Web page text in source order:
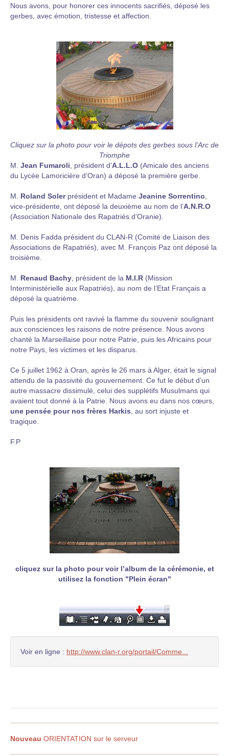
Nous avons, pour honorer ces innocents sacrifiés, déposé les
gerbes, avec émotion, tristesse et affection.
Cliquez sur la photo pour voir le dépots des gerbes sous l’Arc de
Triomphe
M. Jean Fumaroli , président d’A.L.L.O (Amicale des anciens
du Lycée Lamoricière d’Oran) a déposé la première gerbe.
M. Roland Solerprésident et Madame Jeanine Sorrentino
vice-présidente, ont déposé la deuxième au nom de l’A.N.R.O
(Association Nationale des Rapatriés d’Oranie).
M. Denis Fadda président du CLAN-R (Comité de Liaison des
Associations de Rapatriés), avec M. François Paz ont déposé la
troisième.
M. Renaud Bachy , président de la M.I.R (Mission
Interministérielle aux Rapatriés), au nom de l’Etat Français a
déposé la quatrième.
Puis les présidents ont ravivé la flamme du souvenir soulignant
aux consciences les raisons de notre présence. Nous avons
chanté la Marseillaise pour notre Patrie, puis les Africains pour
notre Pays, les victimes et les disparus.
Ce 5 juillet 1962 à Oran, après le 26 mars à Alger, était le signal
attendu de la passivité du gouvernement. Ce fut le début d’un
autre massacre dissimulé, celui des supplétifs Musulmans qui
avaient tout donné à la Patrie. Nous avons eu dans nos cœurs,
une pensée pour nos frères Harkis , au sort injuste et
tragique.
F.P
cliquez sur la photo pour voir l’album de la cérémonie, et
utilisez la fonction "Plein écran"
Voir en ligne : http://www.clan-r.org/portail/Comme...
Nouveau ORIENTATION sur le serveur